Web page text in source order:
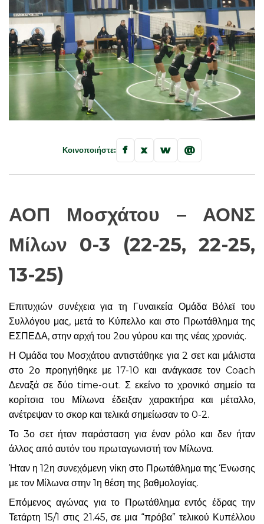
Κοινοποιήστε: f x w @
ΑΟΠ Μοσχάτου – ΑΟΝΣ
Μίλων 0-3 (22-25, 22-25,
13-25)
Επιτυχιών συνέχεια για τη Γυναικεία Ομάδα Βόλεϊ του
Συλλόγου μας, μετά το Κύπελλο και στο Πρωτάθλημα της
ΕΣΠΕΔΑ, στην αρχή του 2ου γύρου και της νέας χρονιάς.
Η Ομάδα του Μοσχάτου αντιστάθηκε για 2 σετ και μάλιστα
στο 2ο προηγήθηκε με 17-10 και ανάγκασε τον Coach
Δεναξά σε δύο time-out. Σ εκείνο το χρονικό σημείο τα
κορίτσια του Μίλωνα έδειξαν χαρακτήρα και μέταλλο,
ανέτρεψαν το σκορ και τελικά σημείωσαν το 0-2.
Το 3ο σετ ήταν παράσταση για έναν ρόλο και δεν ήταν
άλλος από αυτόν του πρωταγωνιστή τον Μίλωνα.
Ήταν η 12η συνεχόμενη νίκη στο Πρωτάθλημα της Ένωσης
με τον Μίλωνα στην 1η θέση της βαθμολογίας.
Επόμενος αγώνας για το Πρωτάθλημα εντός έδρας την
Τετάρτη 15/1 στις 21.45, σε μια “πρόβα” τελικού Κυπέλλου